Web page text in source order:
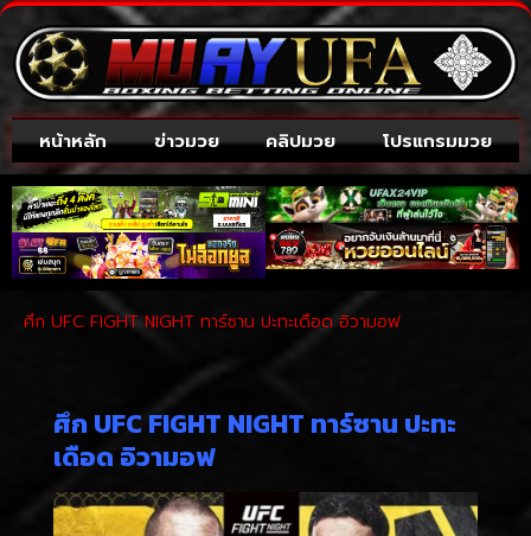
หน้าหลัก ข่าวมวย คลิปมวย โปรแกรมมวย
ศึก UFC FIGHT NIGHT ทาร์ซาน ปะทะเดือด อิวามอฟ
ศึก UFC FIGHT NIGHT ทาร์ซาน ปะทะ
เดือด อิวามอฟ